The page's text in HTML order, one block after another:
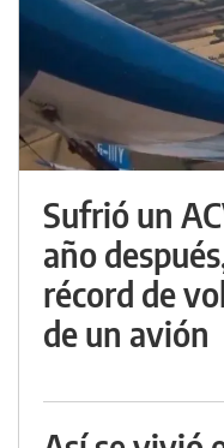
Sufrió un
año
récord de
de un avión